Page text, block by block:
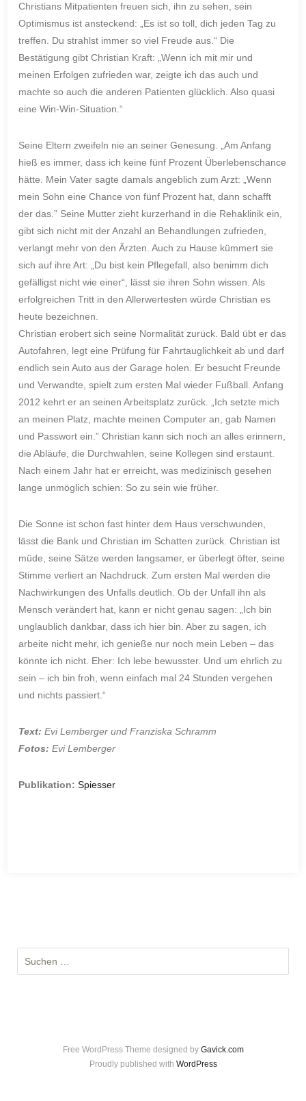
Christians Mitpatienten freuen sich, ihn zu sehen, sein
Optimismus ist ansteckend: „Es ist so toll, dich jeden Tag zu
treffen. Du strahlst immer so viel Freude aus.“ Die
Bestätigung gibt Christian Kraft: „Wenn ich mit mir und
meinen Erfolgen zufrieden war, zeigte ich das auch und
machte so auch die anderen Patienten glücklich. Also quasi
eine Win-Win-Situation.“
Seine Eltern zweifeln nie an seiner Genesung. „Am Anfang
hieß es immer, dass ich keine fünf Prozent Überlebenschance
hätte. Mein Vater sagte damals angeblich zum Arzt: „Wenn
mein Sohn eine Chance von fünf Prozent hat, dann schafft
der das.” Seine Mutter zieht kurzerhand in die Rehaklinik ein,
gibt sich nicht mit der Anzahl an Behandlungen zufrieden,
verlangt mehr von den Ärzten. Auch zu Hause kümmert sie
sich auf ihre Art: „Du bist kein Pflegefall, also benimm dich
gefälligst nicht wie einer“, lässt sie ihren Sohn wissen. Als
erfolgreichen Tritt in den Allerwertesten würde Christian es
heute bezeichnen.
Christian erobert sich seine Normalität zurück. Bald übt er das
Autofahren, legt eine Prüfung für Fahrtauglichkeit ab und darf
endlich sein Auto aus der Garage holen. Er besucht Freunde
und Verwandte, spielt zum ersten Mal wieder Fußball. Anfang
2012 kehrt er an seinen Arbeitsplatz zurück. „Ich setzte mich
an meinen Platz, machte meinen Computer an, gab Namen
und Passwort ein.” Christian kann sich noch an alles erinnern,
die Abläufe, die Durchwahlen, seine Kollegen sind erstaunt.
Nach einem Jahr hat er erreicht, was medizinisch gesehen
lange unmöglich schien: So zu sein wie früher.
Die Sonne ist schon fast hinter dem Haus verschwunden,
lässt die Bank und Christian im Schatten zurück. Christian ist
müde, seine Sätze werden langsamer, er überlegt öfter, seine
Stimme verliert an Nachdruck. Zum ersten Mal werden die
Nachwirkungen des Unfalls deutlich. Ob der Unfall ihn als
Mensch verändert hat, kann er nicht genau sagen: „Ich bin
unglaublich dankbar, dass ich hier bin. Aber zu sagen, ich
arbeite nicht mehr, ich genieße nur noch mein Leben – das
könnte ich nicht. Eher: Ich lebe bewusster. Und um ehrlich zu
sein – ich bin froh, wenn einfach mal 24 Stunden vergehen
und nichts passiert.“
Text: Evi Lemberger und Franziska Schramm
Fotos: Evi Lemberger
Publikation: Spiesser
u
Free WordPress Theme designed by Gavick.com
Proudly published with WordPress